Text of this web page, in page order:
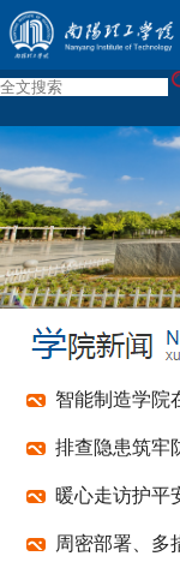
智能制造学院在中国大学
排查隐患筑牢防线——
暖心走访护平安 温情关怀伴
周密部署、多措并举——智能